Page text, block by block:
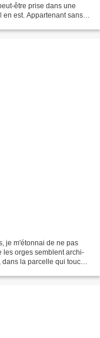
être prise dans une
en est. Appartenant sans
je m'étonnai de ne pas
les orges semblent archi-
la parcelle qui touche